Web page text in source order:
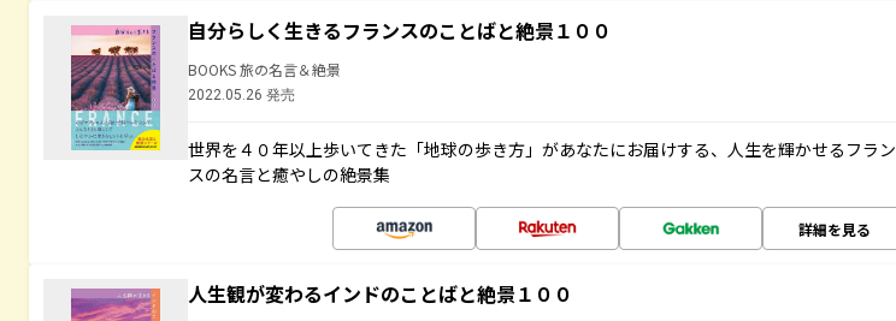
自分らしく生きるフランスのことばと絶景１００
BOOKS 旅の名言＆絶景
2022.05.26 発売
世界を４０年以上歩いてきた「地球の歩き方」があなたにお届けする、人生を輝かせるフラン
スの名言と癒やしの絶景集
詳細を見る
人生観が変わるインドのことばと絶景１００